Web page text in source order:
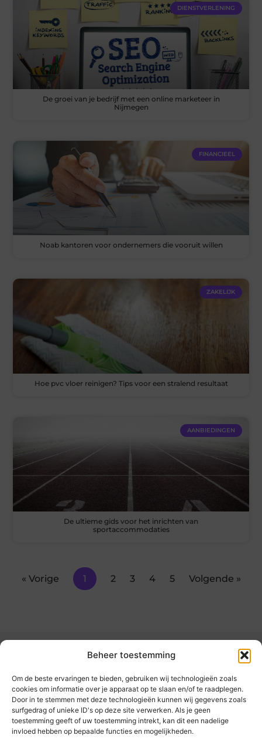
Beheer toestemming
Om de beste ervaringen te bieden, gebruiken wij technologieën zoals
cookies om informatie over je apparaat op te slaan en/of te raadplegen.
Door in te stemmen met deze technologieën kunnen wij gegevens zoals
surfgedrag of unieke ID's op deze site verwerken. Als je geen
toestemming geeft of uw toestemming intrekt, kan dit een nadelige
invloed hebben op bepaalde functies en mogelijkheden.
DIENSTVERLENING
De groei van je bedrijf met een online marketeer in
Nijmegen
FINANCIEEL
Noab kantoren voor ondernemers die vooruit willen
ZAKELIJK
Hoe pvc vloer reinigen? Tips voor een stralend resultaat
AANBIEDINGEN
De ultieme gids voor het inrichten van
sportaccommodaties
« Vorige 1 2 3 4 5 Volgende »
kickinsite.nl – Echt, eerlijk, alles wat telt.
Een verzameling van blogs en artikelen die